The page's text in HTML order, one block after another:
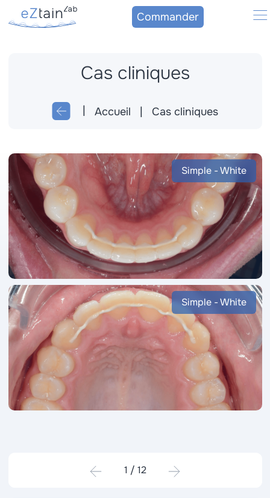
La contention eZtain
Praticiens
Témoignages
Contact
Blog
Connexion
Commander
Cas cliniques
Accueil Cas cliniques
Simple - White
Simple - White
1 / 12